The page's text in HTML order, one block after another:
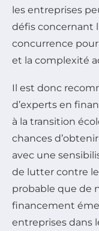
les entreprises
défis concernant
concurrence
et la complexité
Il est donc
d’experts en
à la transition
chances d’obtenir
avec une
de lutter contre
probable que de
financement
entreprises dans